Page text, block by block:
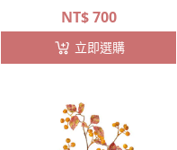
NT$700
立即選購